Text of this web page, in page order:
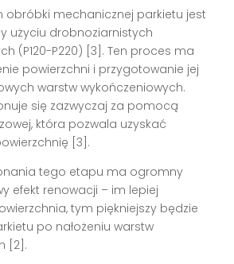
obróbki mechanicznej parkietu jest
użyciu drobnoziarnistych
(P120-P220) [3]. Ten proces ma
powierzchni i przygotowanie jej
warstw wykończeniowych.
się zazwyczaj za pomocą
która pozwala uzyskać
[3].
tego etapu ma ogromny
efekt renowacji – im lepiej
tym piękniejszy będzie
po nałożeniu warstw
[2].